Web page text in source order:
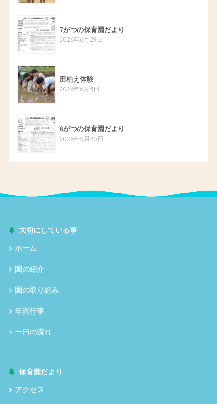
7がつの保育園だより
2026年6月29日
田植え体験
2026年6月5日
6がつの保育園だより
2026年5月30日
大切にしている事
ホーム
園の紹介
園の取り組み
年間行事
一日の流れ
保育園だより
アクセス